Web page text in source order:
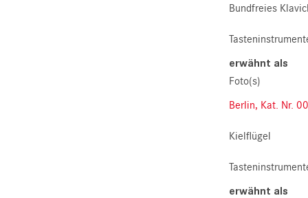
Bundfreies
erwähnt als
Foto(s)
Berlin, Kat. Nr.
Kielflügel
erwähnt als